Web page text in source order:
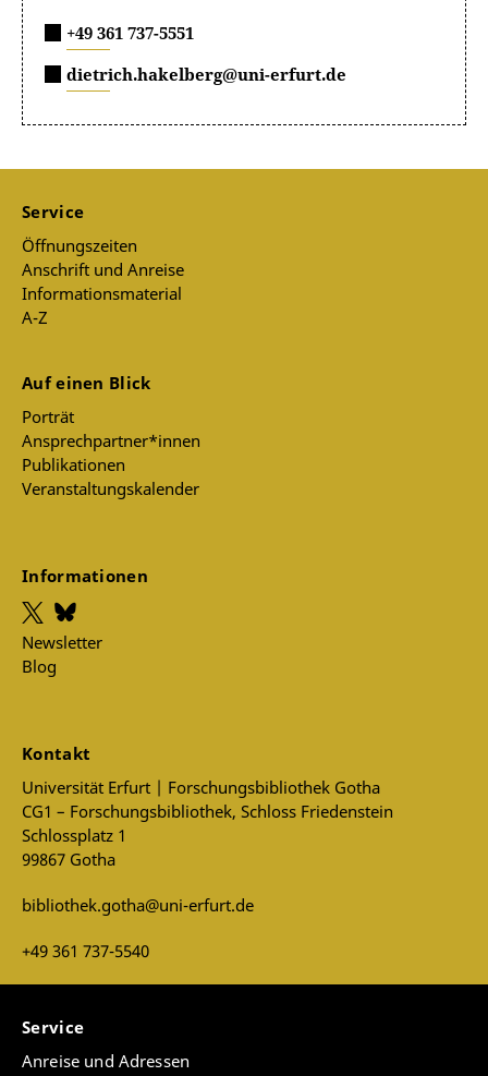
+49 361 737-5551
dietrich.hakelberg@uni-erfurt.de
Service
Öffnungszeiten
Anschrift und Anreise
Informationsmaterial
A-Z
Auf einen Blick
Porträt
Ansprechpartner*innen
Publikationen
Veranstaltungskalender
Informationen
Newsletter
Blog
Kontakt
Universität Erfurt | Forschungsbibliothek Gotha
CG1 – Forschungsbibliothek, Schloss Friedenstein
Schlossplatz 1
99867 Gotha
bibliothek.gotha@uni-erfurt.de
+49 361 737-5540
Service
Anreise und Adressen